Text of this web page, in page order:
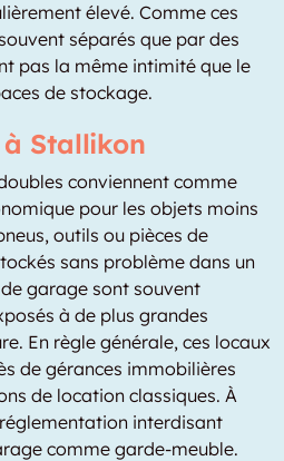
élevé. Comme ces
séparés que par des
pas la même intimité que le
de stockage.
Stallikon
conviennent comme
pour les objets moins
outils ou pièces de
sans problème dans un
garage sont souvent
à de plus grandes
En règle générale, ces locaux
de gérances immobilières
de location classiques. À
interdisant
comme garde-meuble.